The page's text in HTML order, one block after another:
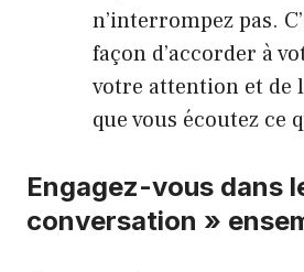
n’interrompez pas.
façon d’accorder à
votre attention et de
que vous écoutez ce
Engagez-vous dans
conversation »